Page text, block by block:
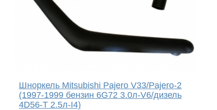
Шноркель Mitsubishi Pajero V33/Pajero-2
(1997-1999 бензин 6G72 3.0л-V6/дизель
4D56-T 2.5л-I4)